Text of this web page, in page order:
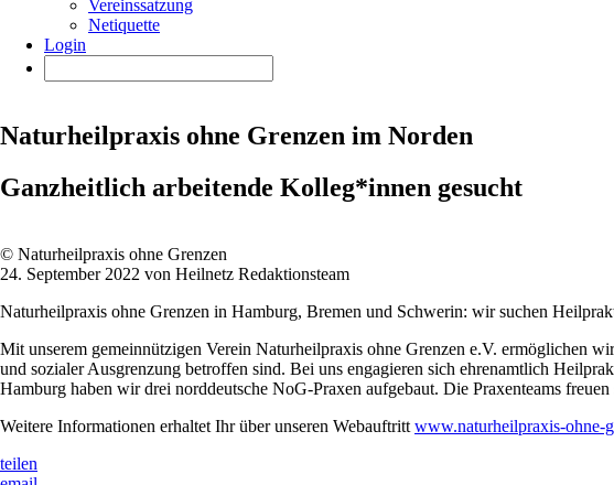
Vereinssatzung
Netiquette
Login
Naturheilpraxis ohne Grenzen im Norden
Ganzheitlich arbeitende Kolleg*innen gesucht
© Naturheilpraxis ohne Grenzen
24. September 2022 von Heilnetz Redaktionsteam
Naturheilpraxis ohne Grenzen in Hamburg, Bremen und Schwerin: wir suchen
Mit unserem gemeinnützigen Verein Naturheilpraxis ohne Grenzen e.V. ermöglichen
und sozialer Ausgrenzung betroffen sind. Bei uns engagieren sich ehrenamtlich
Hamburg haben wir drei norddeutsche NoG-Praxen aufgebaut. Die Praxenteams
Weitere Informationen erhaltet Ihr über unseren Webauftritt www.naturheilpraxis-ohne-
teilen